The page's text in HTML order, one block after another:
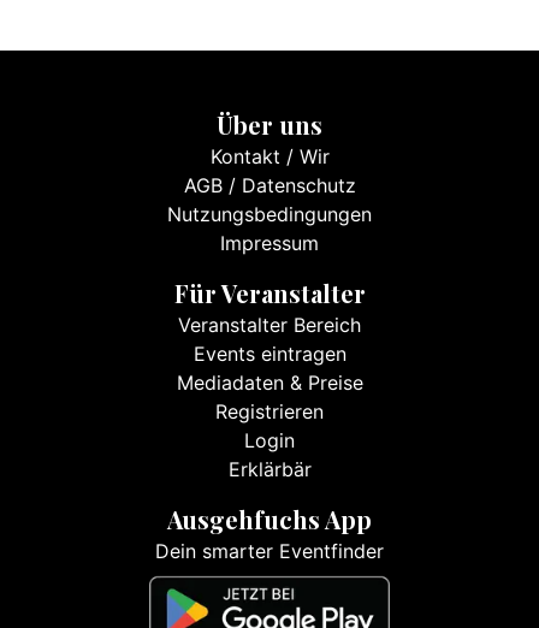
Über uns
Kontakt / Wir
AGB/ Datenschutz
Nutzungsbedingungen
Impressum
Für Veranstalter
Veranstalter Bereich
Events eintragen
Mediadaten & Preise
Registrieren
Login
Erklärbär
Ausgehfuchs App
Dein smarter Eventfinder